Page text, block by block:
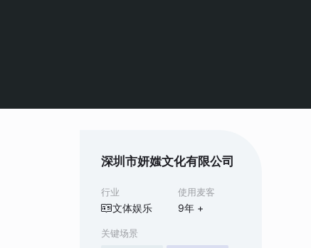
深圳市妍媸文化有限公司
行业
文体娱乐
使用麦客
9年 +
关键场景